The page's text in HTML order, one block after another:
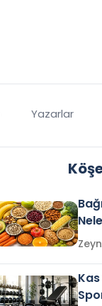
Yazarlar